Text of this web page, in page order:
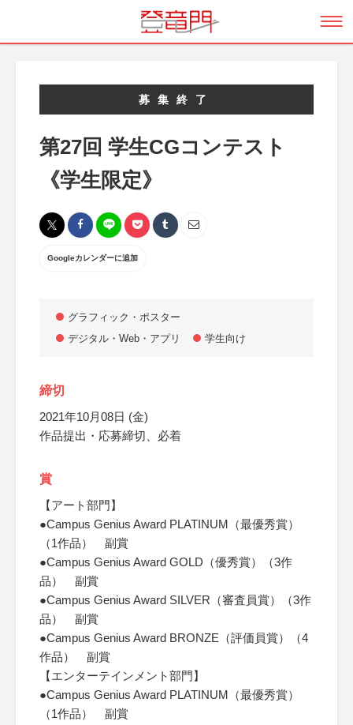
募集終了
第27回 学生CGコンテスト
《学生限定》
Googleカレンダーに追加
グラフィック・ポスター
デジタル・Web・アプリ
学生向け
締切
2021年10月08日 (金)
作品提出・応募締切、必着
賞
【アート部門】
●Campus Genius Award PLATINUM（最優秀賞）
（1作品） 副賞
●Campus Genius Award GOLD（優秀賞）（3作
品） 副賞
●Campus Genius Award SILVER（審査員賞）（3作
品） 副賞
●Campus Genius Award BRONZE（評価員賞）（4
作品） 副賞
【エンターテインメント部門】
●Campus Genius Award PLATINUM（最優秀賞）
（1作品） 副賞